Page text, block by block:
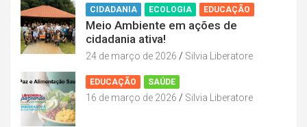
CIDADANIA ECOLOGIA EDUCAÇÃO
Meio Ambiente em ações de
cidadania ativa!
24 de março de 2026 Silvia Liberatore
EDUCAÇÃO SAÚDE
16 de março de 2026 Silvia Liberatore